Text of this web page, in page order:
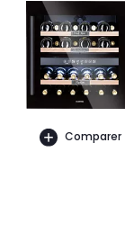
Comparer